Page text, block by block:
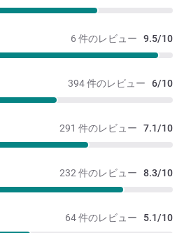
6 件のレビュー 9.5/10
394 件のレビュー 6/10
291 件のレビュー 7.1/10
232 件のレビュー 8.3/10
64 件のレビュー 5.1/10